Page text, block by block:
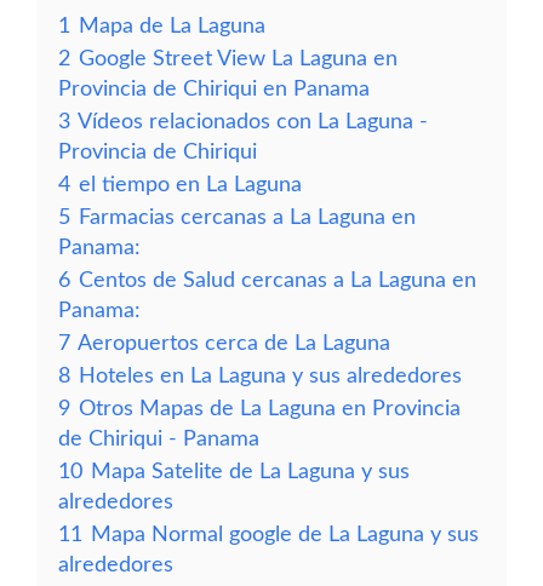
1
Mapa de La Laguna
2 Google Street View La Laguna en
Provincia de Chiriqui en Panama
3 Vídeos relacionados con La Laguna -
Provincia de Chiriqui
4 el tiempo en La Laguna
5 Farmacias cercanas a La Laguna en
Panama:
6 Centos de Salud cercanas a La Laguna en
Panama:
7 Aeropuertos cerca de La Laguna
8 Hoteles en La Laguna y sus alrededores
9 Otros Mapas de La Laguna en Provincia
de Chiriqui - Panama
10 Mapa Satelite de La Laguna y sus
alrededores
11
Mapa Normal google de La Laguna y sus
alrededores